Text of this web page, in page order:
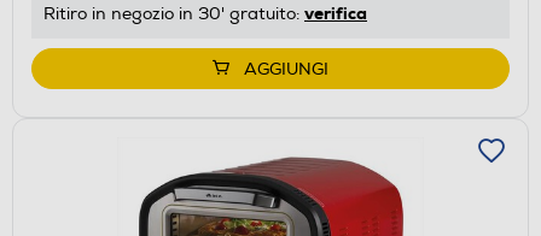
Ritiro in negozio in 30' gratuito: verifica
AGGIUNGI